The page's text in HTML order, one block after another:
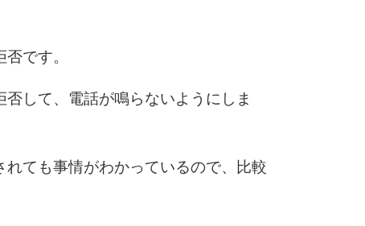
です。
して、電話が鳴らないようにしま
ても事情がわかっているので、比較